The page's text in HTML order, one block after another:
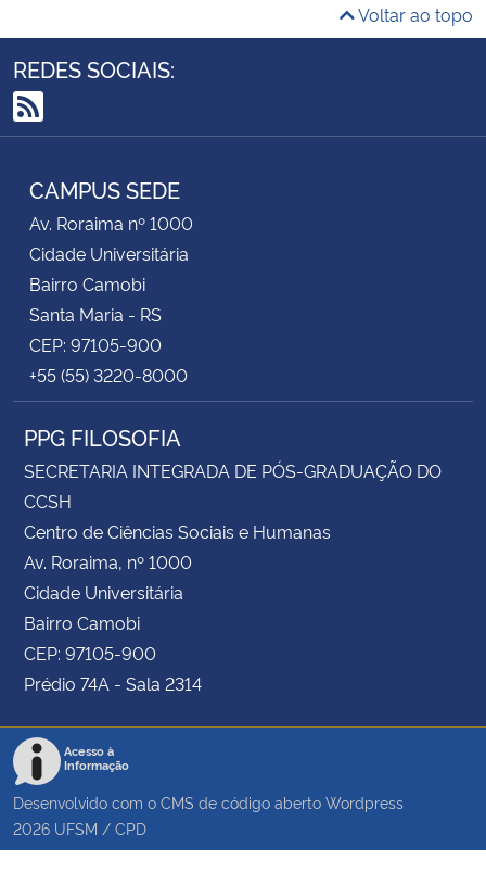
Voltar ao topo
REDES SOCIAIS:
RSS
CAMPUS SEDE
Av. Roraima nº 1000
Cidade Universitária
Bairro Camobi
Santa Maria - RS
CEP: 97105-900
+55 (55) 3220-8000
PPG FILOSOFIA
SECRETARIA INTEGRADA DE PÓS-GRADUAÇÃO DO
CCSH
Centro de Ciências Sociais e Humanas
Av. Roraima, nº 1000
Cidade Universitária
Bairro Camobi
CEP: 97105-900
Prédio 74A - Sala 2314
Acesso à
Informação
Desenvolvido com o CMS de código aberto Wordpress
2026 UFSM / CPD